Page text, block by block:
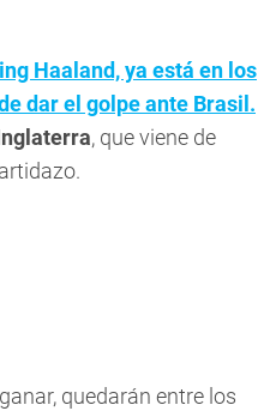
Haaland, ya está en los
dar el golpe ante Brasil.
, que viene de
quedarán entre los